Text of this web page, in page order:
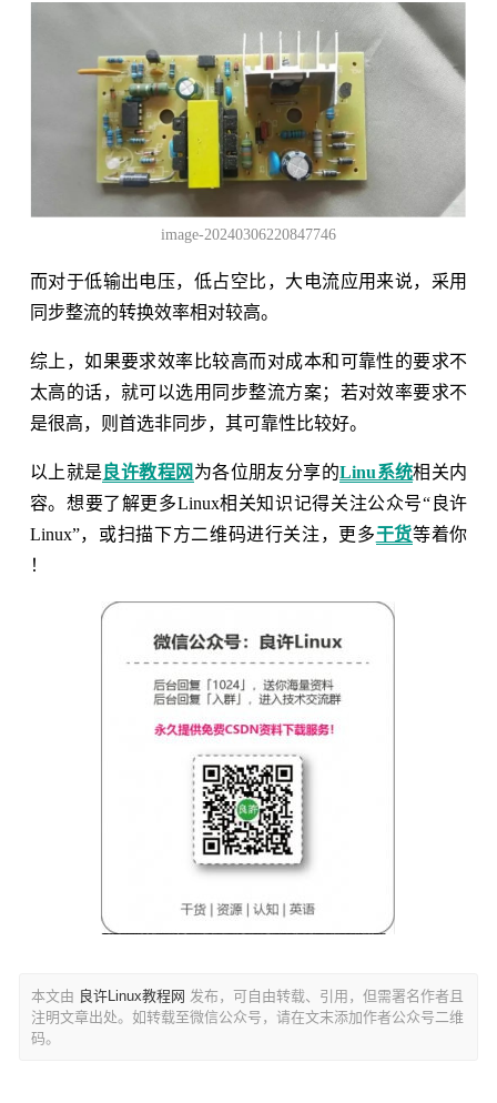
image-20240306220847746
而对于低输出电压，低占空比，大电流应用来说，采用
同步整流的转换效率相对较高。
综上，如果要求效率比较高而对成本和可靠性的要求不
太高的话，就可以选用同步整流方案；若对效率要求不
是很高，则首选非同步，其可靠性比较好。
以上就是 良许教程网 为各位朋友分享的Linu系统相关内
容。想要了解更多Linux相关知识记得关注公众号“良许
Linux”，或扫描下方二维码进行关注，更多干货等着你
！
本文由 良许Linux教程网 发布，可自由转载、引用，但需署名作者且
注明文章出处。如转载至微信公众号，请在文末添加作者公众号二维
码。